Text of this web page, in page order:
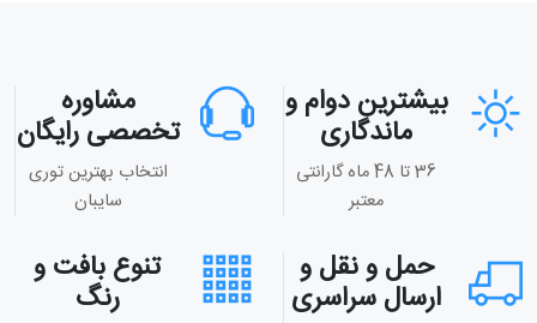
بیشترین دوام و
ماندگاری
36 تا 48 ماه گارانتی
معتبر
مشاوره
تخصصی رایگان
انتخاب بهترین توری
سایبان
حمل و نقل و
ارسال سراسری
تنوع بافت و
رنگ